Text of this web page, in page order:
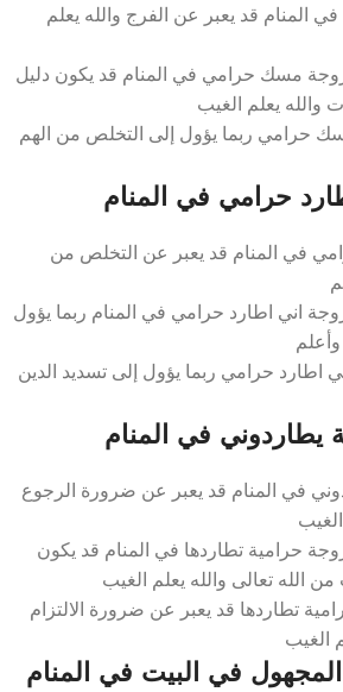
قد يعبر عن الفرج والله يعلم
مسك حرامي في المنام قد يكون دليل
يعلم الغيب
مسك حرامي ربما يؤول إلى التخلص من الهم
حرامي في المنام
في المنام قد يعبر عن التخلص من
اني اطارد حرامي في المنام ربما يؤول
اطارد حرامي ربما يؤول إلى تسديد الدين
يطاردوني في المنام
في المنام قد يعبر عن ضرورة الرجوع
حرامية تطاردها في المنام قد يكون
الله تعالى والله يعلم الغيب
تطاردها قد يعبر عن ضرورة الالتزام
الغيب
في البيت في المنام